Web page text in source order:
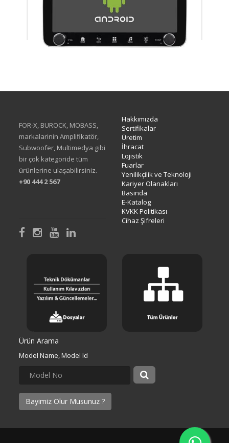
FOR-X, BUROCK, MOBASS,
markalarinin Amplifikatör,
Subwoofer, Multimedya gibi
bir çok kategoride tüm
ürünlerine ulaşabilirsiniz.
+90 444 2 567
Hakkımızda
Sertifikalar
Üretim
İhracat
Lojistik
Fuarlar
Yenilikçilik ve Teknoloji
Kariyer Olanakları
Basında
E-Katalog
KVKK Politikası
Cihaz Şifreleri
Ürün Arama
Model Name, Model Id
Bayimiz Olur Musunuz ?